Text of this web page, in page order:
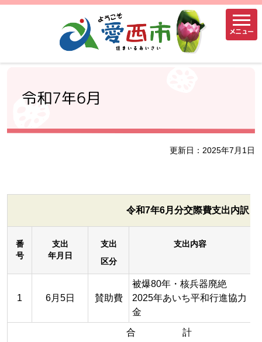
メニュー
令和7年6月
更新日：2025年7月1日
令和7年6月分交際費支出内
番
号
支出
年月日
支出
区分
支出内容
1 6月5日 賛助費
被爆80年・核兵器廃絶
2025年あいち平和行進協力
金
合 計